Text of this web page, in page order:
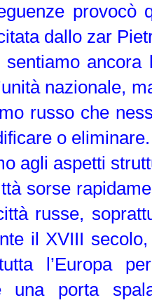
provocò
dallo zar
ancora
nazionale,
russo che
o eliminare.
agli aspetti
sorse
russe,
il XVIII
l’Europa
una porta